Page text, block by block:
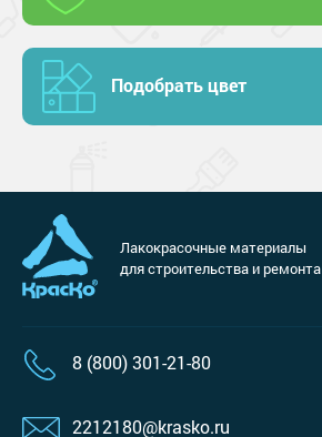
Подобрать цвет
Лакокрасочные материалы
для строительства и ремонта
8 (800) 301-21-80
2212180@krasko.ru